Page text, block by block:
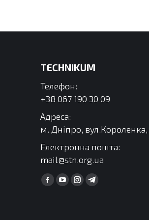
TECHNIKUM
Телефон:
+38 067 190 30 09
Адреса:
м. Дніпро, вул.Короленка,
Електронна пошта:
mail@stn.org.ua
Find us on:
Facebook
YouTube
Instagram
Telegram